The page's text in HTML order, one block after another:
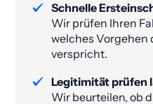
Schnelle
Wir prüfen Ihren
welches Vorgehen
verspricht.
Legitimität prüfen
Wir beurteilen, ob